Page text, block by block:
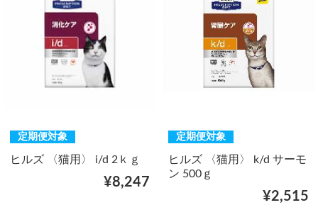
定期便対象
ヒルズ 〈猫用〉 i/d 2ｋｇ
¥8,247
定期便対象
ヒルズ 〈猫用〉 k/d サーモ
ン 500ｇ
¥2,515